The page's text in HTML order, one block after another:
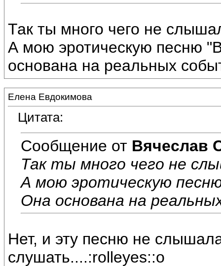
Так ты много чего не
А мою эротическую песню
основана на реальных
Елена Евдокимова
Цитата:
Сообщение от Вячеслав
Так ты много чего не
А мою эротическую
Она основана на
Нет, и эту песню не
слушать....:rolleyes::o